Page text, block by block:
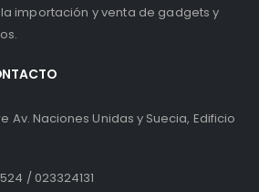
importación y venta de gadgets y
Av. Naciones Unidas y Suecia, Edificio
/ 023324131